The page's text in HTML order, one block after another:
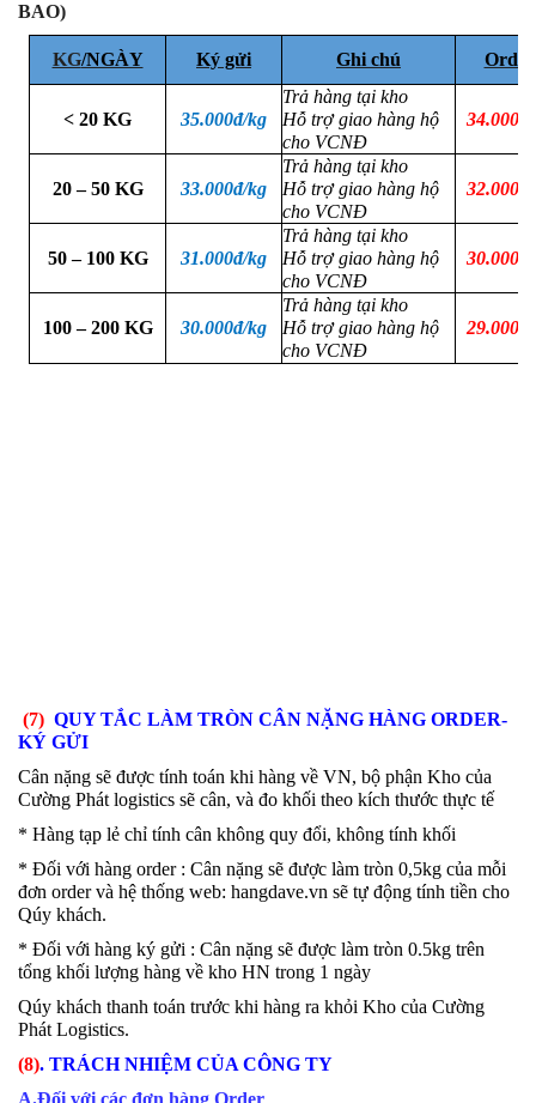
BAO)
KG/NGÀY Ký gửi Ghi chú Order
< 20 KG 35.000đ/kg
Trả hàng tại kho
Hỗ trợ giao hàng hộ
cho VCNĐ
20 – 50KG 33.000đ/kg
Trả hàng tại kho
Hỗ trợ giao hàng hộ
cho VCNĐ
32
50 – 100KG 31.000đ/kg
Trả hàng tại kho
Hỗ trợ giao hàng hộ
cho VCNĐ
30.
100 – 200KG 30.000đ/kg
Trả hàng tại kho
Hỗ trợ giao hàng hộ
cho VCNĐ
29
(7) QUY TẮC LÀM TRÒN CÂN NẶNG HÀNG ORDER-
KÝ GỬI
Cân nặng sẽ được tính toán khi hàng về VN, bộ phận Kho của
Cường Phát logistics sẽ cân, và đo khối theo kích thước thực tế
* Hàng tạp lẻ chỉ tính cân không quy đổi, không tính khối
* Đối với hàng order : Cân nặng sẽ được làm tròn 0,5kg của mỗi
đơn order và hệ thống web: hangdave.vn sẽ tự động tính tiền cho
Qúy khách.
* Đối với hàng ký gửi : Cân nặng sẽ được làm tròn 0.5kg trên
tổng khối lượng hàng về kho HN trong 1 ngày
Qúy khách thanh toán trước khi hàng ra khỏi Kho của Cường
Phát Logistics.
(8). TRÁCH NHIỆM CỦA CÔNG TY
A.Đối với các đơn hàng Order